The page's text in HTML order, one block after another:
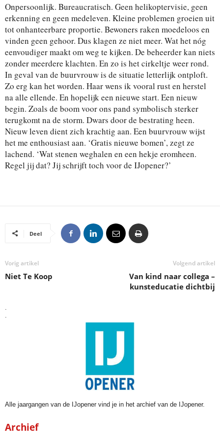
Onpersoonlijk. Bureaucratisch. Geen helikoptervisie, geen
erkenning en geen medeleven. Kleine problemen groeien uit
tot onhanteerbare proportie. Bewoners raken moedeloos en
vinden geen gehoor. Dus klagen ze niet meer. Wat het nóg
eenvoudiger maakt om weg te kijken. De beheerder kan niets
zonder meerdere klachten. En zo is het cirkeltje weer rond.
In geval van de buurvrouw is de situatie letterlijk ontploft.
Zo erg kan het worden. Haar wens ik vooral rust en herstel
na alle ellende. En hopelijk een nieuwe start. Een nieuw
begin. Zoals de boom voor ons pand symbolisch sterker
terugkomt na de storm. Dwars door de bestrating heen.
Nieuw leven dient zich krachtig aan. Een buurvrouw wijst
het me enthousiast aan. ‘Gratis nieuwe bomen’, zegt ze
lachend. ‘Wat stenen weghalen en een hekje eromheen.
Regel jij dat? Jij schrijft toch voor de IJopener?’
Deel
Vorig artikel
Niet Te Koop
Volgend artikel
Van kind naar collega –
kunsteducatie dichtbij
Alle jaargangen van de IJopener vind je in het archief van de IJopener.
Archief